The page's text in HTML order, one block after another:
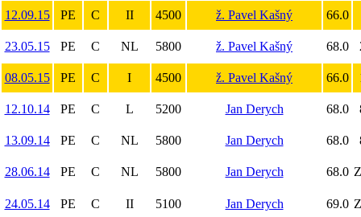
12.09.15 PE C II 4500 ž. Pavel Kašný 66.0
23.05.15 PE C NL 5800 ž. Pavel Kašný 68.0
08.05.15 PE C I 4500 ž. Pavel Kašný 66.0
12.10.14 PE C L 5200 Jan Derych 68.0
13.09.14 PE C NL 5800 Jan Derych 68.0
28.06.14 PE C NL 5800 Jan Derych 68.0
24.05.14 PE C II 5100 Jan Derych 69.0